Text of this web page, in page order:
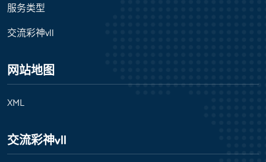
服务类型
交流彩神vll
网站地图
XML
交流彩神vll